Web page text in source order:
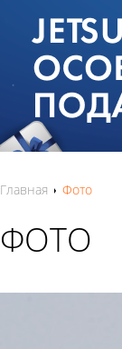
Главная Фото
ФОТО